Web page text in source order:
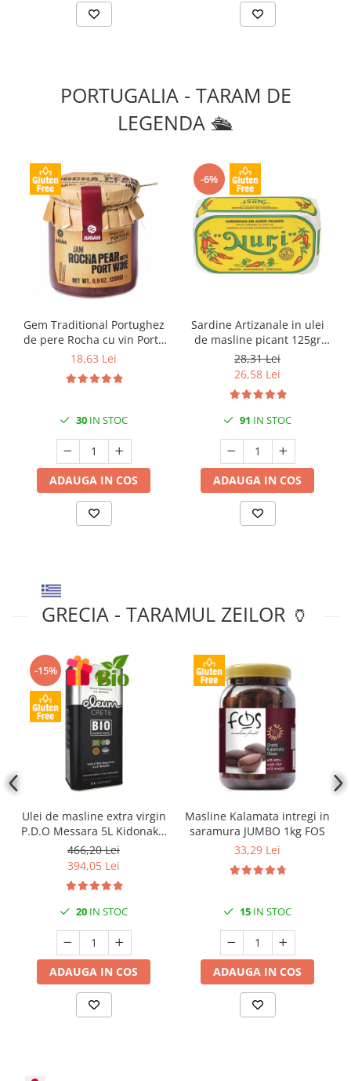
PORTUGALIA - TARAM DE
LEGENDA 🛳️
Gem Traditional Portughez
de pere Rocha cu vin Porto
280gr Jugais
18,63 Lei
30 IN STOC
ADAUGA IN COS
-6%
Sardine Artizanale in ulei
de masline picant 125gr
Nuri
28,31 Lei
26,58 Lei
91 IN STOC
ADAUGA IN COS
GRECIA - TARAMUL ZEILOR 🏺
-15%
Ulei de masline extra virgin
P.D.O Messara 5L Kidonakis
Bio
466,20 Lei
394,05 Lei
20 IN STOC
ADAUGA IN COS
Masline Kalamata intregi in
saramura JUMBO 1kg FOS
33,29 Lei
15 IN STOC
ADAUGA IN COS